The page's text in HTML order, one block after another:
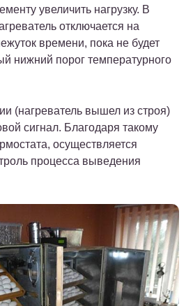
увеличить нагрузку. В
отключается на
времени, пока не будет
нижний порог температурного
(нагреватель вышел из строя)
сигнал. Благодаря такому
осуществляется
процесса выведения